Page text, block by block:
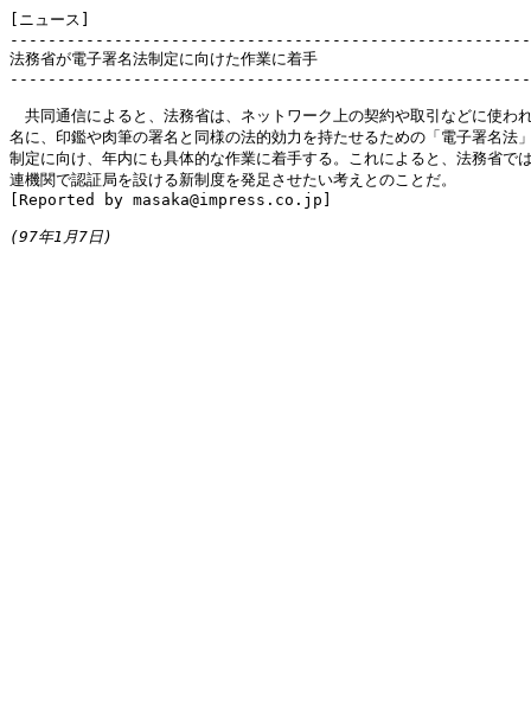
[ニュース]
法務省が電子署名法制定に向けた作業に着手
共同通信によると、法務省は、ネットワーク上の契約や取引などに使わ
名に、印鑑や肉筆の署名と同様の法的効力を持たせるための「電子署名法
制定に向け、年内にも具体的な作業に着手する。これによると、法務省で
連機関で認証局を設ける新制度を発足させたい考えとのことだ。
[Reported by masaka@impress.co.jp]
(97年1月7日)